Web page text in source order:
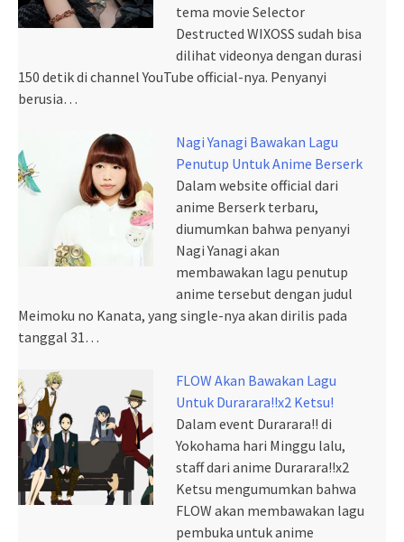
tema movie Selector
Destructed WIXOSS sudah bisa
dilihat videonya dengan durasi
150 detik di channel YouTube official-nya. Penyanyi
berusia…
Nagi Yanagi Bawakan Lagu
Penutup Untuk Anime Berserk
Dalam website official dari
anime Berserk terbaru,
diumumkan bahwa penyanyi
Nagi Yanagi akan
membawakan lagu penutup
anime tersebut dengan judul
Meimoku no Kanata, yang single-nya akan dirilis pada
tanggal 31…
FLOW Akan Bawakan Lagu
Untuk Durarara!!x2 Ketsu!
Dalam event Durarara!! di
Yokohama hari Minggu lalu,
staff dari anime Durarara!!x2
Ketsu mengumumkan bahwa
FLOW akan membawakan lagu
pembuka untuk anime